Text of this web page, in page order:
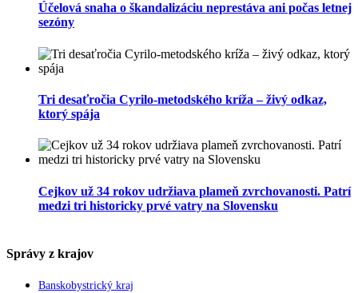
Účelová snaha o škandalizáciu neprestáva ani počas letnej
sezóny
Tri desaťročia Cyrilo-metodského kríža – živý odkaz,
ktorý spája
Cejkov už 34 rokov udržiava plameň zvrchovanosti. Patrí
medzi tri historicky prvé vatry na Slovensku
Správy z krajov
Banskobystrický kraj